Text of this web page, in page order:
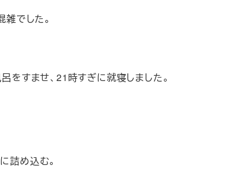
でした。
をすませ、21時すぎに就寝しました。
詰め込む。